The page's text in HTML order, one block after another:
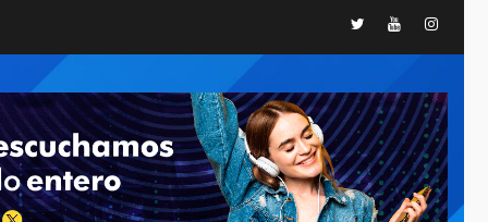
TwitterYoutube
6
GUERRA EN EL MUNDO
TITULARES
Ucrania y Rusia
intensifican
ofensivas de largo
alcance
LATINOAMÉRICA Y CARIBE